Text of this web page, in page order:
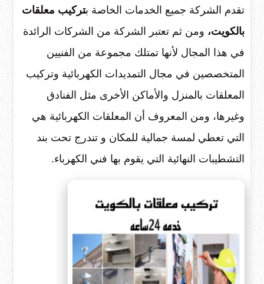
تقدم الشركة جميع الخدمات الخاصة بتركيب معلقات
بالكويت، ومن ثم تعتبر الشركة من الشركات الرائدة
في هذا المجال لأنها تمتلك مجموعة من الفنيين
المتخصصين في مجال التمديدات الكهربائية وتركيب
المعلقات بالمنزل والأماكن الأخرى مثل الفنادق
وغيرها، ومن المعروف أن المعلقات الكهربائية هي
التي تعطي لمسة جمالية للمكان و تندرج تحت بند
التشطيبات النهائية التي يقوم بها فني الكهرباء.